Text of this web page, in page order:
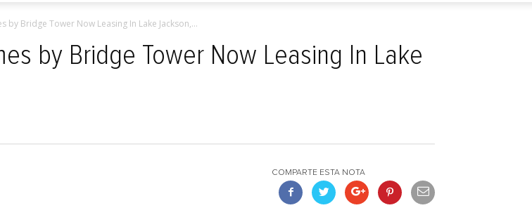
by Bridge Tower Now Leasing In Lake Jackson,...
by Bridge Tower Now Leasing In Lake
COMPARTE ESTA NOTA